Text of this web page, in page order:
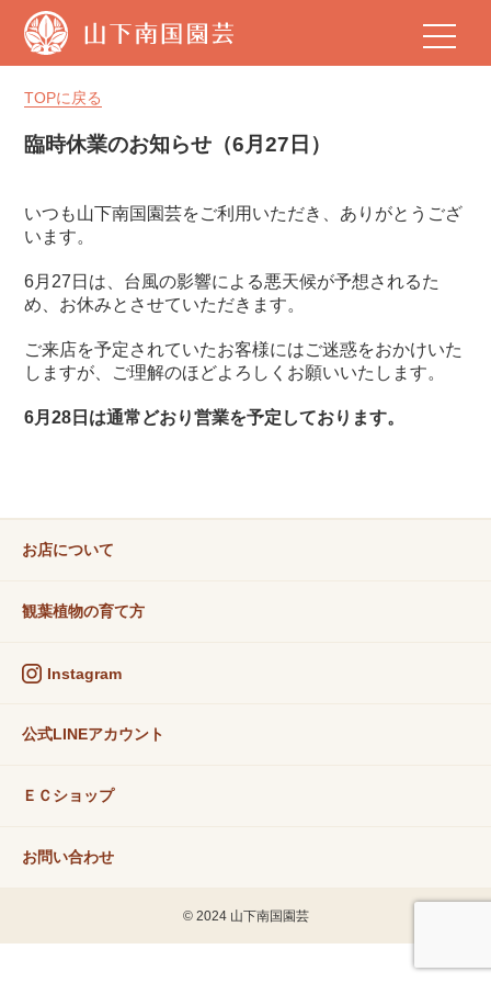
山
下
南
国
園
芸
TOPに戻る
臨時休業のお知らせ（6月27日）
いつも山下南国園芸をご利用いただき、ありがとうござ
います。
6月27日は、台風の影響による悪天候が予想されるた
め、お休みとさせていただきます。
ご来店を予定されていたお客様にはご迷惑をおかけいた
しますが、ご理解のほどよろしくお願いいたします。
6月28日は通常どおり営業を予定しております。
お店について
観葉植物の育て方
Instagram
公式LINEアカウント
ＥＣショップ
お問い合わせ
© 2024 山下南国園芸